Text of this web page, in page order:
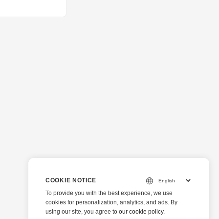
COOKIE NOTICE
To provide you with the best experience, we use
cookies for personalization, analytics, and ads. By
using our site, you agree to our cookie policy.